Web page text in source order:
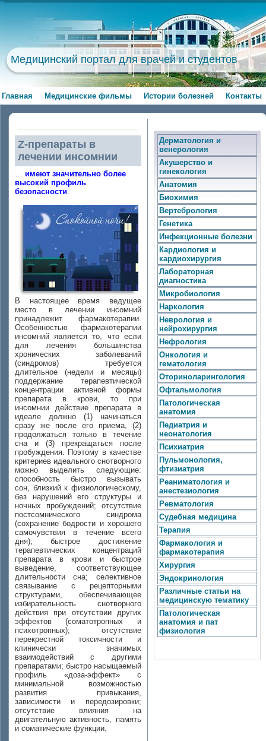
Медицинский портал для врачей и студентов
Главная Медицинские фильмы Истории болезней Контакты
Z-препараты в
лечении инсомнии
… имеют значительно более
высокий профиль
безопасности.
В настоящее время ведущее
место в лечении инсомний
принадлежит фармакотерапии.
Особенностью фармакотерапии
инсомний является то, что если
для лечения большинства
хронических заболеваний
(синдромов) требуется
длительное (недели и месяцы)
поддержание терапевтической
концентрации активной формы
препарата в крови, то при
инсомнии действие препарата в
идеале должно (1) начинаться
сразу же после его приема, (2)
продолжаться только в течение
сна и (3) прекращаться после
пробуждения. Поэтому в качестве
критериев идеального снотворного
можно выделить следующие:
способность быстро вызывать
сон, близкий к физиологическому,
без нарушений его структуры и
ночных пробуждений; отсутствие
постсомнического синдрома
(сохранение бодрости и хорошего
самочувствия в течение всего
дня); быстрое достижение
терапевтических концентраций
препарата в крови и быстрое
выведение, соответствующее
длительности сна; селективное
связывание с рецепторными
структурами, обеспечивающее
избирательность снотворного
действия при отсутствии других
эффектов (соматотропных и
психотропных); отсутствие
перекрестной токсичности и
клинически значимых
взаимодействий с другими
препаратами; быстро насыщаемый
профиль «доза-эффект» с
минимальной возможностью
развития привыкания,
зависимости и передозировки;
отсутствие влияния на
двигательную активность, память
и соматические функции.
Дерматология и
венерология
Акушерство и
гинекология
Анатомия
Биохимия
Вертебрология
Генетика
Инфекционные болезни
Кардиология и
кардиохирургия
Лабораторная
диагностика
Микробиология
Наркология
Неврология и
нейрохирургия
Нефрология
Онкология и
гематология
Оториноларингология
Офтальмология
Патологическая
анатомия
Педиатрия и
неонатология
Психиатрия
Пульмонология,
фтизиатрия
Реаниматология и
анестезиология
Ревматология
Судебная медицина
Терапия
Фармакология и
фармакотерапия
Хирургия
Эндокринология
Различные статьи на
медицинскую тематику
Патологическая
анатомия и пат
физиология